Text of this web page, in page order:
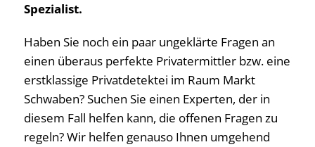
Spezialist.
Haben Sie noch ein paar ungeklärte Fragen an
einen überaus perfekte Privatermittler bzw. eine
erstklassige Privatdetektei im Raum Markt
Schwaben? Suchen Sie einen Experten, der in
diesem Fall helfen kann, die offenen Fragen zu
regeln? Wir helfen genauso Ihnen umgehend